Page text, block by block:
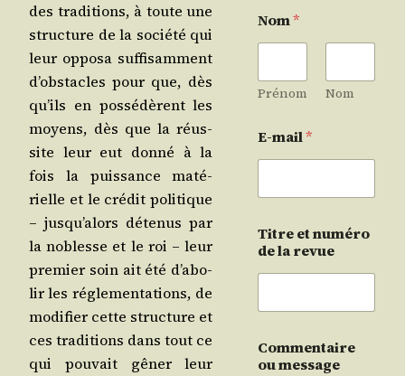
des tra­di­tions, à toute une
struc­ture de la socié­té qui
leur oppo­sa suf­fi­sam­ment
d’obs­tacles pour que, dès
qu’ils en pos­sé­dèrent les
moyens, dès que la réus­
site leur eut don­né à la
fois la puis­sance maté­
rielle et le cré­dit poli­tique
– jus­qu’a­lors déte­nus par
la noblesse et le roi – leur
pre­mier soin ait été d’a­bo­
lir les régle­men­ta­tions, de
modi­fier cette struc­ture et
ces tra­di­tions dans tout ce
qui pou­vait gêner leur
Nom*
Prénom Nom
E-mail*
Titre et numéro
de la revue
Commentaire
ou message